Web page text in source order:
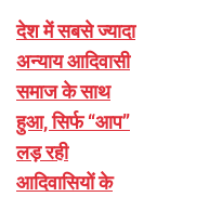
देश में सबसे ज्यादा
अन्याय आदिवासी
समाज के साथ
हुआ, सिर्फ ‘‘आप’’
लड़ रही
आदिवासियों के